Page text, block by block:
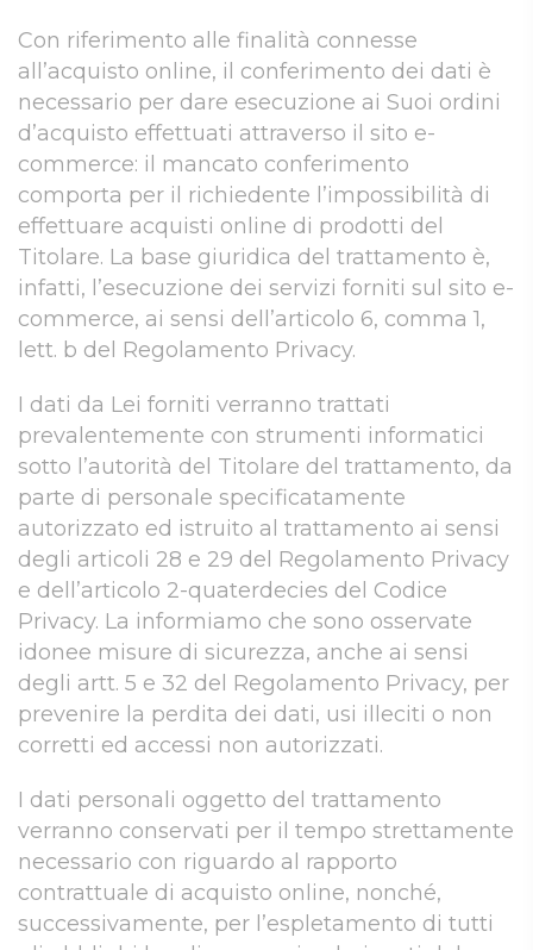
Con riferimento alle finalità connesse
all’acquisto online, il conferimento dei dati è
necessario per dare esecuzione ai Suoi ordini
d’acquisto effettuati attraverso il sito e-
commerce: il mancato conferimento
comporta per il richiedente l’impossibilità di
effettuare acquisti online di prodotti del
Titolare. La base giuridica del trattamento è,
infatti, l’esecuzione dei servizi forniti sul sito e-
commerce, ai sensi dell’articolo 6, comma 1,
lett. b del Regolamento Privacy.
I dati da Lei forniti verranno trattati
prevalentemente con strumenti informatici
sotto l’autorità del Titolare del trattamento, da
parte di personale specificatamente
autorizzato ed istruito al trattamento ai sensi
degli articoli 28 e 29 del Regolamento Privacy
e dell’articolo 2-quaterdecies del Codice
Privacy. La informiamo che sono osservate
idonee misure di sicurezza, anche ai sensi
degli artt. 5 e 32 del Regolamento Privacy, per
prevenire la perdita dei dati, usi illeciti o non
corretti ed accessi non autorizzati.
I dati personali oggetto del trattamento
verranno conservati per il tempo strettamente
necessario con riguardo al rapporto
contrattuale di acquisto online, nonché,
successivamente, per l’espletamento di tutti